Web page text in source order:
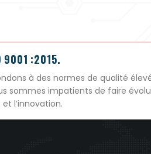
9001 :2015.
à des normes de qualité
sommes impatients de faire
l’innovation.